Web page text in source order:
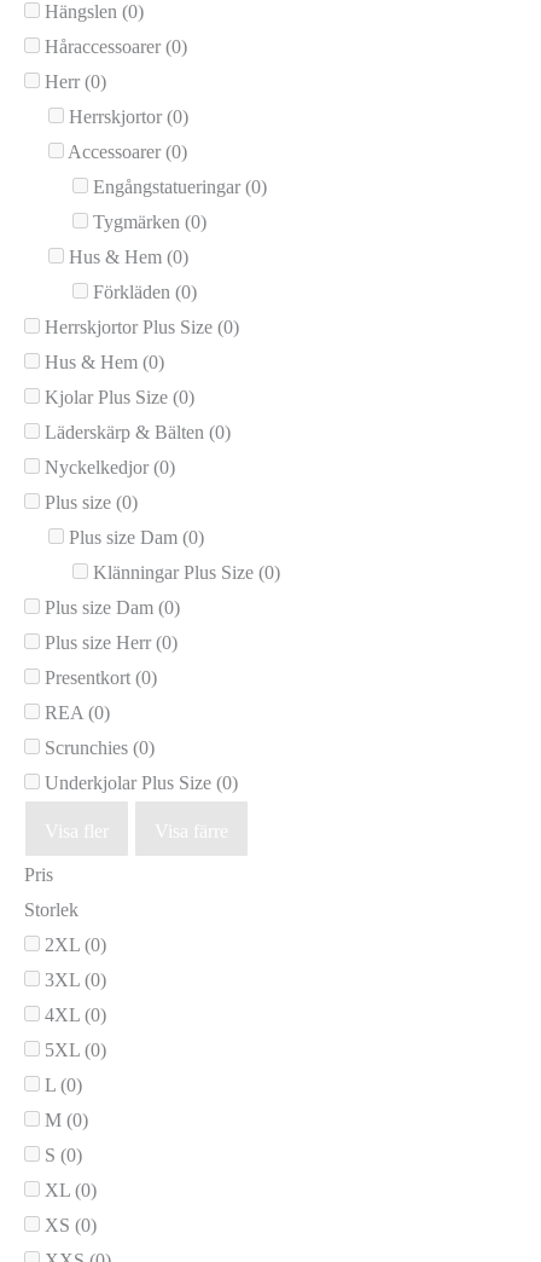
Hängslen (0)
Håraccessoarer (0)
Herr (0)
Herrskjortor (0)
Accessoarer (0)
Engångstatueringar (0)
Tygmärken (0)
Hus & Hem (0)
Förkläden (0)
Herrskjortor Plus Size (0)
Hus & Hem (0)
Kjolar Plus Size (0)
Läderskärp & Bälten (0)
Nyckelkedjor (0)
Plus size (0)
Plus size Dam (0)
Klänningar Plus Size (0)
Plus size Dam (0)
Plus size Herr (0)
Presentkort (0)
REA (0)
Scrunchies (0)
Underkjolar Plus Size (0)
Visa fler Visa färre
Pris
Storlek
2XL (0)
3XL (0)
4XL (0)
5XL (0)
L (0)
M (0)
S (0)
XL (0)
XS (0)